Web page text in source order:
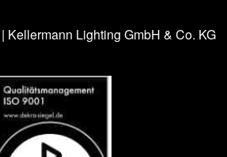
Kellermann Lighting GmbH & Co. KG